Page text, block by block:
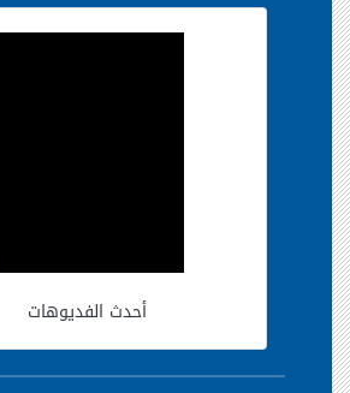
أحدث الفديوهات